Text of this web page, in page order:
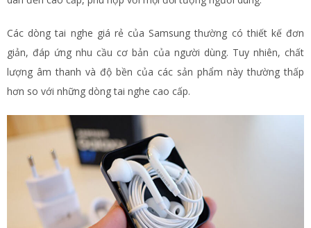
Các dòng tai nghe giá rẻ của Samsung thường có thiết kế đơn
giản, đáp ứng nhu cầu cơ bản của người dùng. Tuy nhiên, chất
lượng âm thanh và độ bền của các sản phẩm này thường thấp
hơn so với những dòng tai nghe cao cấp.